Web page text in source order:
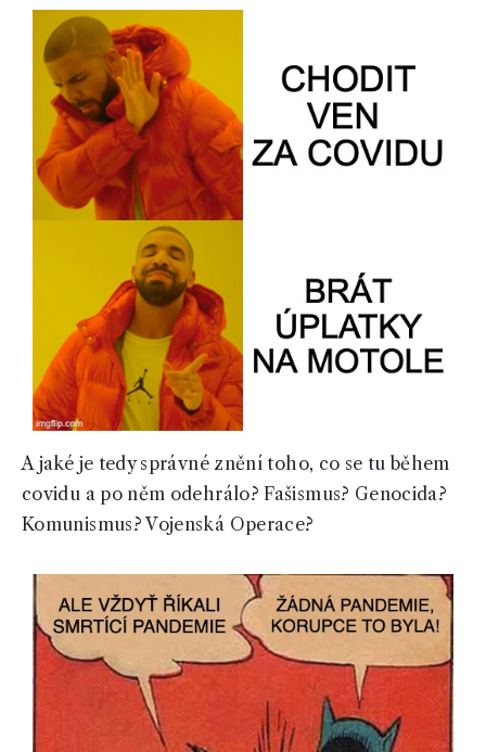
A jaké je tedy správné znění toho, co se tu během
covidu a po něm odehrálo? Fašismus? Genocida?
Komunismus? Vojenská Operace?